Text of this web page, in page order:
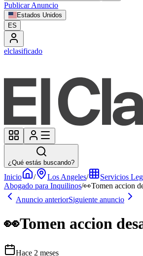
Publicar Anuncio
Estados Unidos
ES
elclasificado
¿Qué estás buscando?
Inicio / Los Angeles/ Servicios
Abogado para Inquilinos/👀Tomen accion
Anuncio anteriorSiguiente anuncio
👀Tomen accion
Hace 2 meses